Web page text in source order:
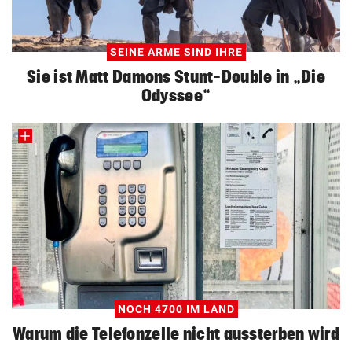
SEINE ARME SIND IHRE
Sie ist Matt Damons Stunt-Double in „Die
Odyssee“
NOCH 4700 IM LAND
Warum die Telefonzelle nicht aussterben wird